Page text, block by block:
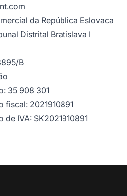
da República Eslovaca
Distrital Bratislava I
B
35 908 301
fiscal: 2021910891
IVA: SK2021910891